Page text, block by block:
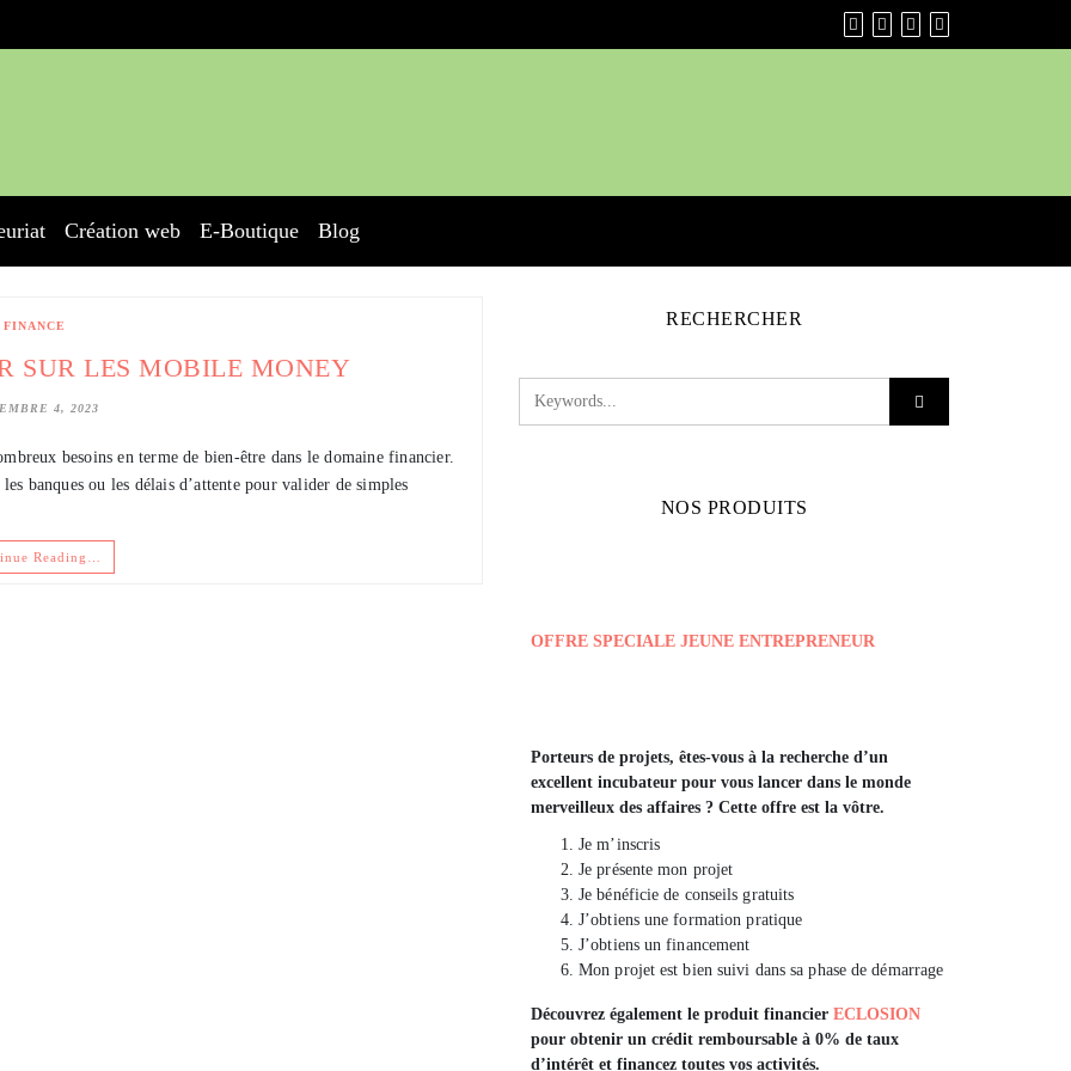
Création web E-Boutique Blog
FINANCE
SUR LES MOBILE MONEY
4, 2023
besoins en terme de bien-être dans le domaine financier.
banques ou les délais d’attente pour valider de simples
Reading…
RECHERCHER
NOS PRODUITS
OFFRE SPECIALE JEUNE ENTREPRENEUR
Porteurs de projets, êtes-vous à la recherche d’un
excellent incubateur pour vous lancer dans le monde
merveilleux des affaires ? Cette offre est la vôtre.
Je m’inscris
Je présente mon projet
Je bénéficie de conseils gratuits
J’obtiens une formation pratique
J’obtiens un financement
Mon projet est bien suivi dans sa phase de démarrage
Découvrez également le produit financier ECLOSION
pour obtenir un crédit remboursable à 0% de taux
d’intérêt et financez toutes vos activités.